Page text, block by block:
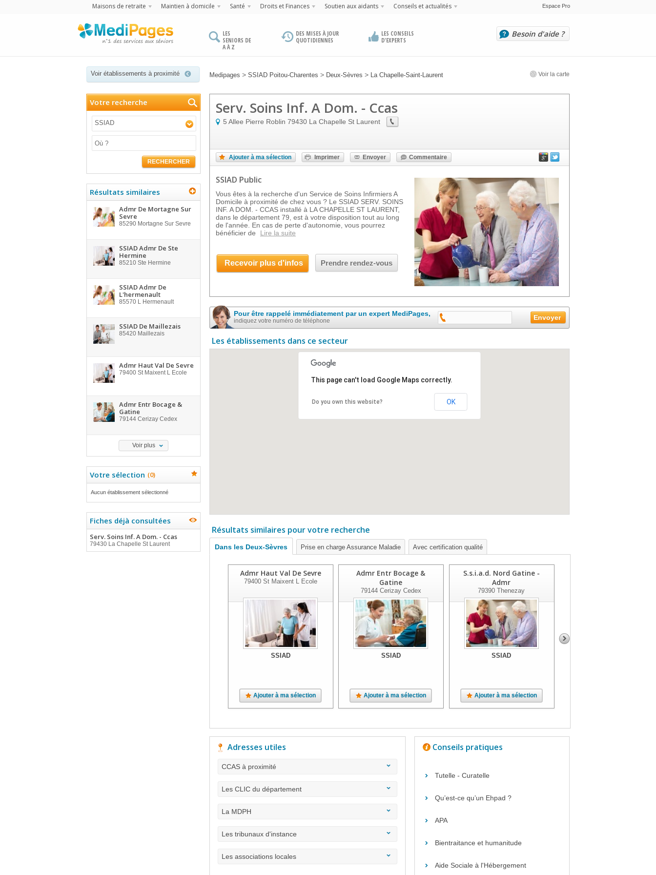
Maisons de retraite Maintien à domicile Santé Droits et Finances Soutien aux aidants Conseils et actualités Espace Pro
LES
SENIORS DE
A À Z
DES MISES À JOUR
QUOTIDIENNES
LES CONSEILS
D'EXPERTS
Besoin d'aide ?
Voir établissements à proximité Medipages > SSIAD Poitou-Charentes > Deux-Sèvres > La Chapelle-Saint-Laurent Voir la carte
Votre recherche
SSIAD
RECHERCHER
Résultats similaires
Admr De Mortagne Sur
Sevre
85290 Mortagne Sur Sevre
SSIAD Admr De Ste
Hermine
85210 Ste Hermine
SSIAD Admr De
L'hermenault
85570 L Hermenault
SSIAD De Maillezais
85420 Maillezais
Admr Haut Val De Sevre
79400 St Maixent L Ecole
Admr Entr Bocage &
Gatine
79144 Cerizay Cedex
Voir plus
Votre sélection (0)
Aucun établissement sélectionné
Fiches déjà consultées
Serv. Soins Inf. A Dom. - Ccas
79430 La Chapelle St Laurent
Serv. Soins Inf. A Dom. - Ccas
5 Allee Pierre Roblin 79430 La Chapelle St Laurent
Ajouter à ma sélection Imprimer Envoyer Commentaire
SSIAD Public
Vous êtes à la recherche d'un Service de Soins Infirmiers A
Domicile à proximité de chez vous ? Le SSIAD SERV. SOINS
INF. A DOM. - CCAS installé à LA CHAPELLE ST LAURENT,
dans le département 79, est à votre disposition tout au long
de l'année. En cas de perte d'autonomie, vous pourrez
bénéficier de
Lire la suite
Recevoir plus d'infos Prendre rendez-vous
Pour être rappelé immédiatement par un expert MediPages,
indiquez votre numéro de téléphone
Les établissements dans ce secteur
This page can't load Google Maps correctly.
Do you own this website? OK
Résultats similaires pour votre recherche
Dans les Deux-Sèvres Prise en charge Assurance Maladie Avec certification qualité
Admr Haut Val De Sevre
79400St Maixent L Ecole
SSIAD
Ajouter à ma sélection
Admr Entr Bocage &
Gatine
79144Cerizay Cedex
SSIAD
Ajouter à ma sélection
S.s.i.a.d. Nord Gatine -
Admr
79390 Thenezay
SSIAD
Ajouter à ma sélection
Adresses utiles
CCAS à proximité
Les CLIC du département
La MDPH
Les tribunaux d'instance
Les associations locales
Conseils pratiques
Tutelle - Curatelle
Qu’est-ce qu’un Ehpad ?
APA
Bientraitance et humanitude
Aide Sociale à l'Hébergement